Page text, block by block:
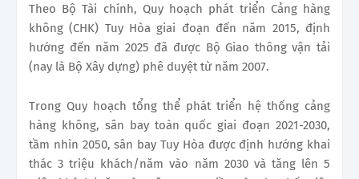
Theo Bộ Tài chính, Quy hoạch phát triển Cảng hàng
không (CHK) Tuy Hòa giai đoạn đến năm 2015, định
hướng đến năm 2025 đã được Bộ Giao thông vận tải
(nay là Bộ Xây dựng) phê duyệt từ năm 2007.
Trong Quy hoạch tổng thể phát triển hệ thống cảng
hàng không, sân bay toàn quốc giai đoạn 2021-2030,
tầm nhìn 2050, sân bay Tuy Hòa được định hướng khai
thác 3 triệu khách/năm vào năm 2030 và tăng lên 5